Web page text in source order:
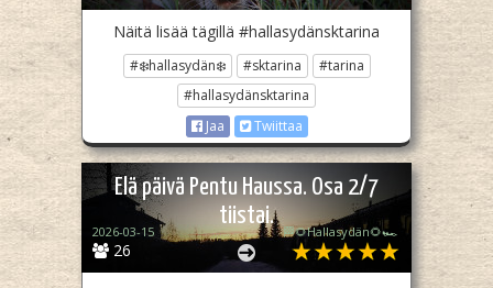
Näitä lisää tägillä #hallasydänsktarina
#❄️hallasydän❄️ #sktarina
#tarina
#hallasydänsktarina
Jaa
Twiittaa
Elä päivä Pentu Haussa. Osa 2/7
tiistai.
26
2026-03-15 🏁🌻Hallasydän🌻🏎️